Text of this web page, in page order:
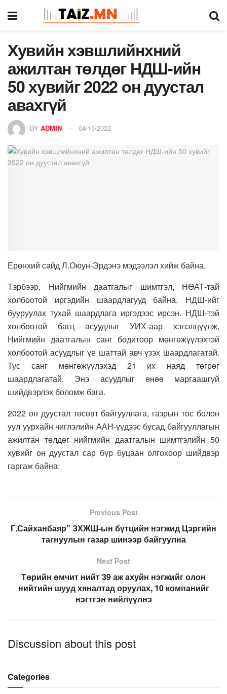
Хувийн хэвшлийнхний
ажилтан төлдөг НДШ-ийн
50 хувийг 2022 он дуустал
авахгүй
BY ADMIN 04/15/2022
Ерөнхий сайд Л.Оюун-Эрдэнэ мэдээлэл хийж байна.
Тэрбээр, Нийгмийн даатгалыг шимтгэл, НӨАТ-тай
холбоотой иргэдийн шаардлагууд байна. НДШ-ийг
бууруулах тухай шаардлага иргэдээс ирсэн. НДШ-тэй
холбоотой багц асуудлыг УИХ-аар хэлэлцүүлж,
Нийгмийн даатгалын санг бодитоор мөнгөжүүлэхтэй
холбоотой асуудлыг үе шаттай авч үзэх шаардлагатай.
Тус санг мөнгөжүүлэхэд 21 их наяд төгрөг
шаардлагатай. Энэ асуудлыг өнөө маргаашгүй
шийдвэрлэх боломж бага.
2022 он дуустал төсөвт байгууллага, газрын тос болон
уул уурхайн чиглэлийн ААН-үүдээс бусад байгууллагын
ажилтан төлдөг нийгмийн даатгалын шимтгэлийн 50
хувийг он дуустал сар бүр буцаан олгохоор шийдвэр
гаргаж байна.
Previous Post
Г.Сайханбаяр” ЗХЖШ-ын бүтцийн нэгжид Цэргийн
тагнуулын газар шинээр байгуулна
Next Post
Төрийн өмчит нийт 39 аж ахуйн нэгжийг олон
нийтийн шууд хяналтад оруулах, 10 компанийг
нэгтгэн нийлүүлнэ
Discussion about this post
Categories